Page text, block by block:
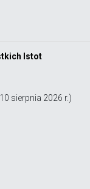
Istot
sierpnia 2026 r.)